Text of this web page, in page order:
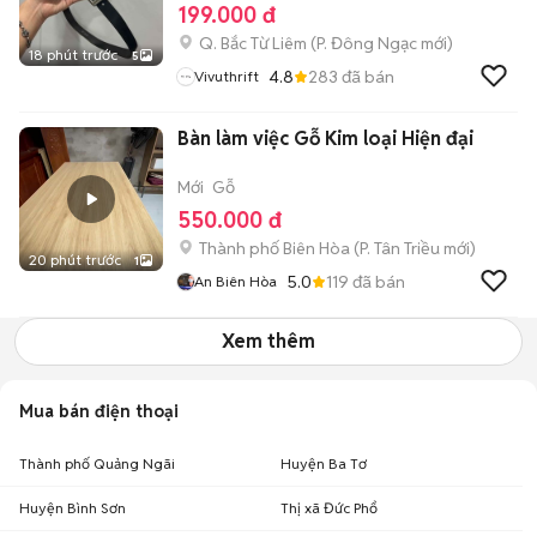
18 phút trước 5
199.000 đ
Q. Bắc Từ Liêm (P. Đông Ngạc mới)
Vivuthrift 4.8 283 đã bán
20 phút trước 1
Bàn làm việc Gỗ Kim loại Hiện đại
Mới Gỗ
550.000 đ
Thành phố Biên Hòa (P. Tân Triều mới)
An Biên Hòa 5.0 119 đã bán
Xem thêm
Mua bán điện thoại
Thành phố Quảng Ngãi Huyện Ba Tơ
Huyện Bình Sơn Thị xã Đức Phổ